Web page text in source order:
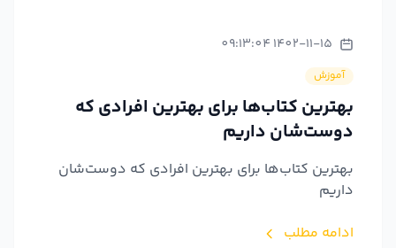
1402-11-15 09:13:04
آموزش
بهترین کتاب‌ها برای بهترین افرادی که
دوست‌شان داریم
بهترین کتاب‌ها برای بهترین افرادی که دوست‌شان
داریم
ادامه مطلب